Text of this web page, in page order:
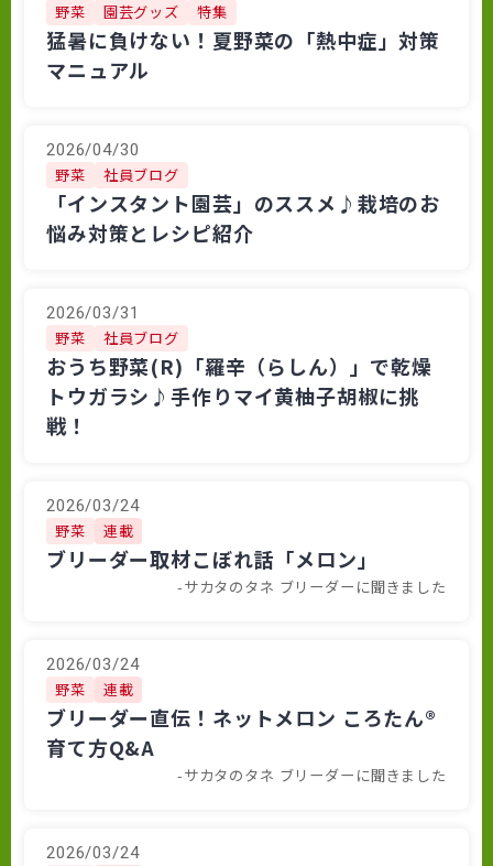
野菜 園芸グッズ 特集
猛暑に負けない！夏野菜の「熱中症」対策
マニュアル
2026/04/30
野菜 社員ブログ
「インスタント園芸」のススメ♪栽培のお
悩み対策とレシピ紹介
2026/03/31
野菜 社員ブログ
おうち野菜(R)「羅辛（らしん）」で乾燥
トウガラシ♪手作りマイ黄柚子胡椒に挑
戦！
2026/03/24
野菜 連載
ブリーダー取材こぼれ話「メロン」
-サカタのタネ ブリーダーに聞きました
2026/03/24
野菜 連載
ブリーダー直伝！ネットメロン ころたん®
育て方Q&A
-サカタのタネ ブリーダーに聞きました
2026/03/24